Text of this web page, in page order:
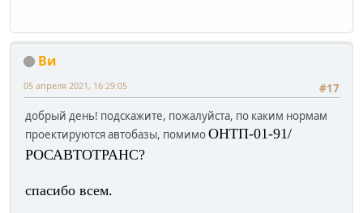
Ви
#17
05 апреля 2021, 16:29:05
добрый день! подскажите, пожалуйста, по каким нормам
проектируются автобазы, помимоОНТП-01-91/
РОСАВТОТРАНС?
спасибо всем.